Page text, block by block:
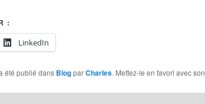
:
LinkedIn
été publié dans BlogparCharles. Mettez-le en favori avec son